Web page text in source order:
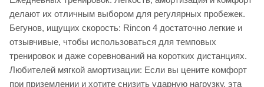
делают их отличным выбором для регулярных пробежек.
Бегунов, ищущих скорость: Rincon 4 достаточно легкие и
отзывчивые, чтобы использоваться для темповых
тренировок и даже соревнований на коротких дистанциях.
Любителей мягкой амортизации: Если вы цените комфорт
при приземлении и хотите снизить ударную нагрузку, эта